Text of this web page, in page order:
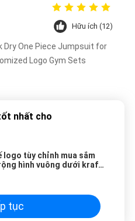
Hữu ích (12)
Dry One Piece Jumpsuit for
Logo Gym Sets
nhất cho
logo tùy chỉnh mua sắm
hình vuông dưới kraft
tục